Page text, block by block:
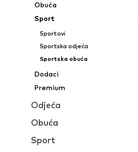
Obuća
Sport
Sportovi
Sportska odjeća
Sportska obuća
Dodaci
Premium
Odjeća
Obuća
Sport